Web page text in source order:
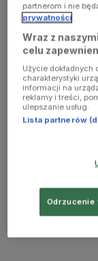
partnerom i nie
prywatności
Wraz z
celu
Użycie
charakterystyki
informacji na
reklamy i treści,
ulepszanie usług.
Lista partnerów